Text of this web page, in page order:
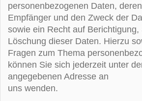
personenbezogenen Daten,
Empfänger und den Zweck der
sowie ein Recht auf Berichtigung,
Löschung dieser Daten. Hierzu
Fragen zum Thema
können Sie sich jederzeit unter
angegebenen Adresse an
uns wenden.